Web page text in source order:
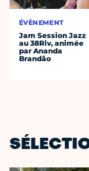
ÉVÈNEMENT
Jam Session Jazz
au 38Riv, animée
par Ananda
Brandão